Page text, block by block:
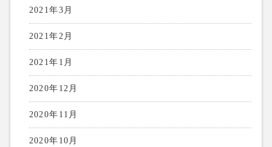
2021年3月
2021年2月
2021年1月
2020年12月
2020年11月
2020年10月